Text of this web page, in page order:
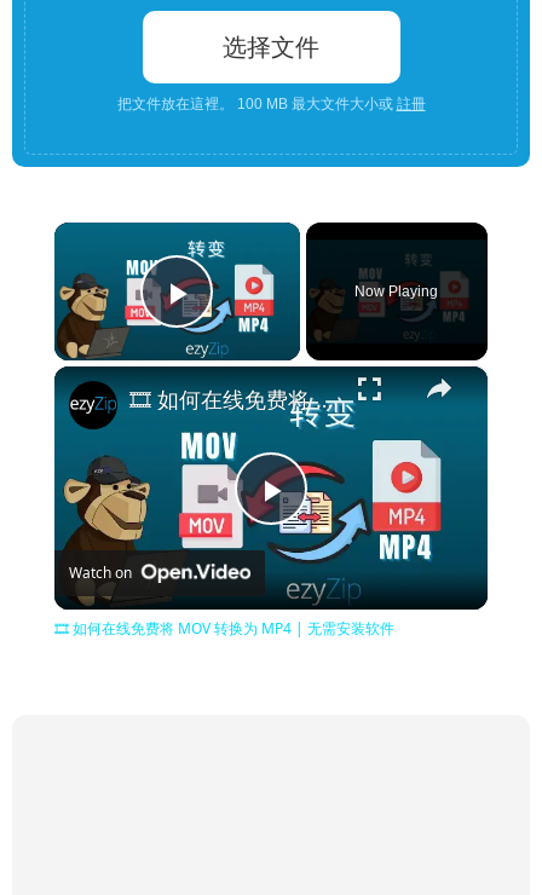
选择文件
把文件放在這裡。 100 MB 最大文件大小或 註冊
×
Play Video
Now Playing
×
Play
Video
🎞️ 如何在线免费将 MOV 转换为 MP4 | 无需安装软件
Watch on
🎞️ 如何在线免费将 MOV 转换为 MP4 | 无需安装软件